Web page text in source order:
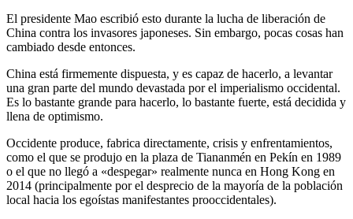
El presidente Mao escribió esto durante la lucha de liberación de
China contra los invasores japoneses. Sin embargo, pocas cosas han
cambiado desde entonces.
China está firmemente dispuesta, y es capaz de hacerlo, a levantar
una gran parte del mundo devastada por el imperialismo occidental.
Es lo bastante grande para hacerlo, lo bastante fuerte, está decidida y
llena de optimismo.
Occidente produce, fabrica directamente, crisis y enfrentamientos,
como el que se produjo en la plaza de Tiananmén en Pekín en 1989
o el que no llegó a «despegar» realmente nunca en Hong Kong en
2014 (principalmente por el desprecio de la mayoría de la población
local hacia los egoístas manifestantes prooccidentales).